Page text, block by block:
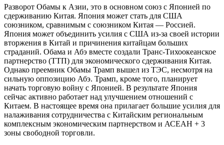
Разворот Обамы к Азии, это в основном союз с Японией по
сдерживанию Китая. Япония может стать для США
союзником, сравнимым с союзником Китая — Россией.
Япония может объединить усилия с США из-за своей истории
вторжения в Китай и причинения китайцам больших
страданий. Обама и Абэ вместе создали Транс-Тихоокеанское
партнерство (ТТП) для экономического сдерживания Китая.
Однако преемник Обамы Трамп вышел из ТЭС, несмотря на
сильную оппозицию Абэ. Трамп, кроме того, планирует
начать торговую войну с Японией. В результате Япония
сейчас активно работает над улучшением отношений с
Китаем. В настоящее время она прилагает большие усилия для
налаживания сотрудничества с Китайским региональным
комплексным экономическим партнерством и АСЕАН + 3
зоны свободной торговли.